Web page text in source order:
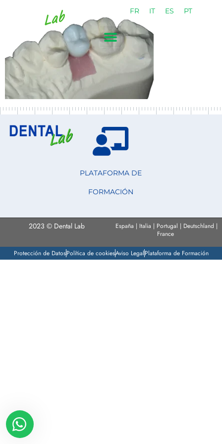
FR IT ES PT
PLATAFORMA DE
FORMACIÓN
2023 © Dental Lab
España | Italia | Portugal | Deutschland |
France
Protección de DatosPolítica de cookiesAviso LegalPlataforma de Formación